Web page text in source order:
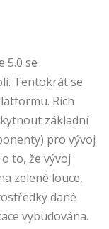
5.0 se
Tentokrát se
Rich
základní
pro vývoj
to, že vývoj
zelené louce,
dané
vybudována.